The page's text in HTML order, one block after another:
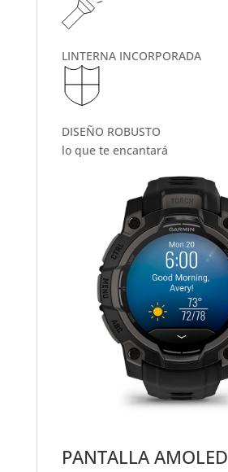
LINTERNA INCORPORADA
DISEÑO ROBUSTO
lo que te encantará
PANTALLA AMOLED